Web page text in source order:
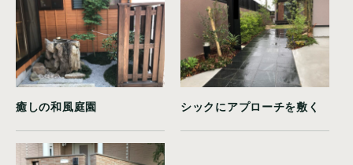
癒しの和風庭園 シックにアプローチを敷く